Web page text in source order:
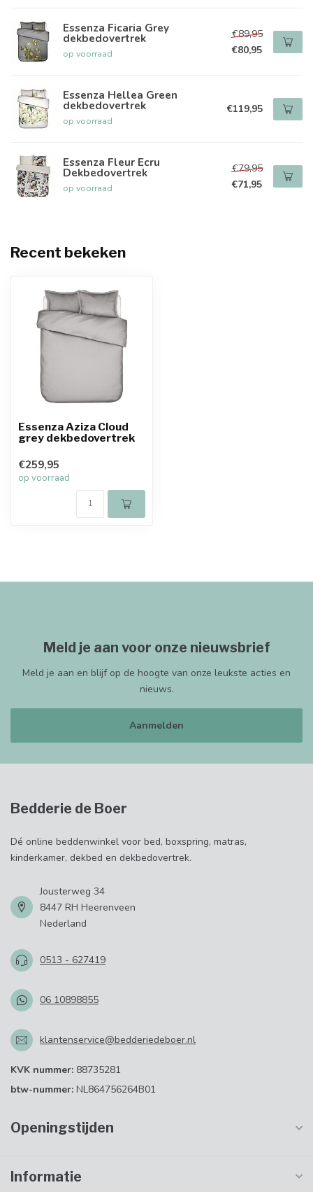
Essenza Ficaria Grey
dekbedovertrek
op voorraad
€89,95
€80,95
Essenza Hellea Green
dekbedovertrek
op voorraad
€119,95
Essenza Fleur Ecru
Dekbedovertrek
op voorraad
€79,95
€71,95
Recent bekeken
Essenza Aziza Cloud
grey dekbedovertrek
€259,95
op voorraad
Meld je aan voor onze nieuwsbrief
Meld je aan en blijf op de hoogte van onze leukste acties en
nieuws.
Aanmelden
Bedderie de Boer
Dé online beddenwinkel voor bed, boxspring, matras,
kinderkamer, dekbed en dekbedovertrek.
Jousterweg 34
8447 RH Heerenveen
Nederland
0513 - 627419
06 10898855
klantenservice@bedderiedeboer.nl
KVK nummer: 88735281
btw-nummer: NL864756264B01
Openingstijden
Informatie